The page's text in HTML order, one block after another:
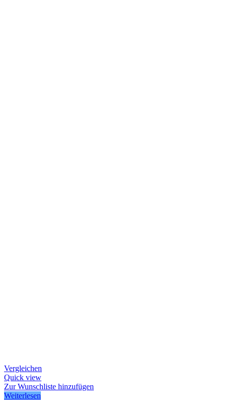
Vergleichen
Quick view
Zur Wunschliste hinzufügen
Weiterlesen